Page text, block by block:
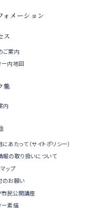
ォメーション
ス
ご案内
ー内地図
集
内
あたって（サイトポリシー）
報の取り扱いについて
ップ
のお願い
市民公開講座
ー素描